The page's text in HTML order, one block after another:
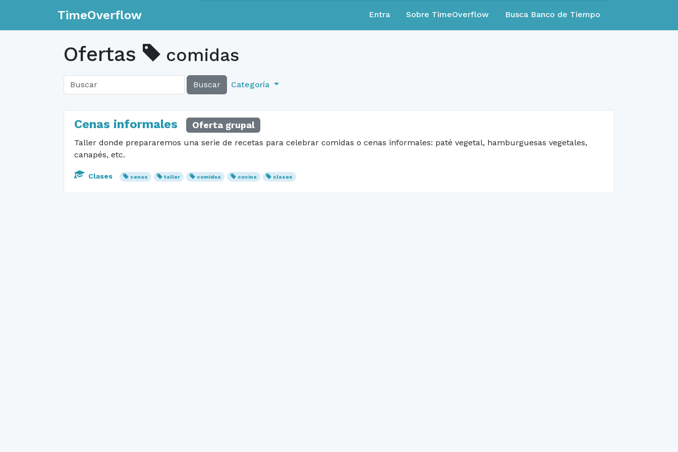
TimeOverflow Entra Sobre TimeOverflow Busca Banco de Tiempo
Ofertas comidas
Buscar Categoría
Cenas informales Oferta grupal
Taller donde prepararemos una serie de recetas para celebrar comidas o cenas informales: paté vegetal, hamburguesas vegetales,
canapés, etc.
Clases cenas taller comidas cocina clases